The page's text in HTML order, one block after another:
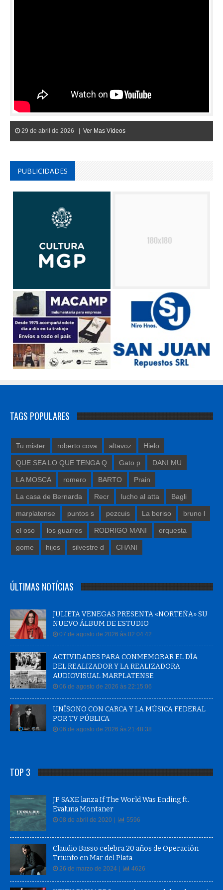
29 de abril de 2026 | Ver Mas Vídeos
PUBLICIDADES
TAGS POPULARES
Tu mister roberto cova altavoz Hielo
QUE SEA LO QUE TENGA Q Gato p DANI MU
LA MOSCA romero BARTO Prain
La casa de Bernarda Recr lucho al atta Bagli
marplatense puntos s pezcuis La beriso bruno l
el oso los guarros RODRIGO MANI orquesta
gome hijos silvestre d CHANI
ÚLTIMAS NOTÍCIAS
JULIETA VENEGAS PRESENTA «NORTEÑA» SU
NUEVO ÁLBUM DE ESTUDIO
07 de agosto de 2026 às 02:04:42
ACTIVIDADES PARA CONMEMORAR EL DÍA
DEL REALIZADOR Y LA REALIZADORA
AUDIOVISUAL MARPLATENSE
06 de agosto de 2026 às 22:15:06
UNÍSONO CON CARCA Y LA MÚSICA FEDERAL
POR TV PÚBLICA
06 de agosto de 2026 às 21:48:38
TOP 3
JP SAXE lanza If The World Was Ending ft.
Evaluna Montaner
08 de abril de 2020 | 5596
Claudio Basso celebra 20 años de Operación
Triunfo en Mar del Plata
26 de marzo de 2024 | 4626